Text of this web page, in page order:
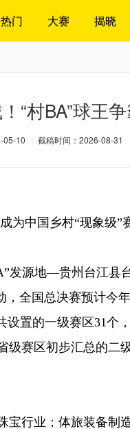
热门 大赛 揭晓
“村BA”球王
05-10 截稿时间：2026-08-31
中国乡村“现象级”
源地—贵州台江县台
，全国总决赛预计今
置的一级赛区31个
级赛区初步汇总的二
行业；体旅装备制